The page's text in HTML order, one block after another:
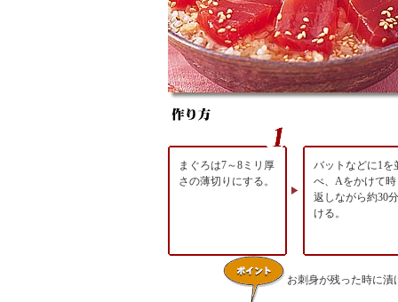
まぐろは7～8ミリ厚
さの薄切りにする。
バットなどに1を
べ、Aをかけて時
返しながら約30
ける。
お刺身が残った時に